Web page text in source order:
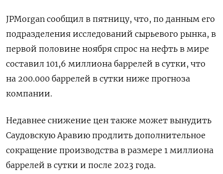
JPMorgan сообщил в пятницу, что, по данным его
подразделения исследований сырьевого рынка, в
первой половине ноября спрос на нефть в мире
составил 101,6 миллиона баррелей в сутки, что
на 200.000 баррелей в сутки ниже прогноза
компании.
Недавнее снижение цен также может вынудить
Саудовскую Аравию продлить дополнительное
сокращение производства в размере 1 миллиона
баррелей в сутки и после 2023 года.